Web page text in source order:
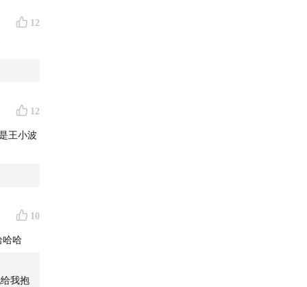
12
12
王小波
10
哈
我抱